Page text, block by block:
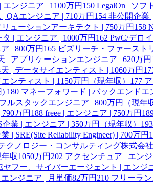
エンジニア | 1100万円 150 LegalOn | ソフ
| QAエンジニア | 710万円 154 非公開企業
ューションアーキテクト | 750万円 158
| エンジニア | 1000万円 162 PwC/デロ
| 800万円 165 ビズリーチ・ファースト
| アプリケーションエンジニア | 620万円
| データサイエンティスト | 1060万円
ンティスト | 1150万円（現年収） 177
) 180 マネーフォワード | バックエンドエ
ルスタックエンジニア | 800万円（現年
万円 188 freee | エンジニア | 750万円
企業 | エンジニア | 350万円（現年収） 193
業 | SRE(Site Reliability Engineer) | 700万円
クノロジー・コンサルティング株式会
収1050万円 202 アクセンチュア | エン
ヤフー、サイバーエージェント | エンジ
ンジニア | 月単価82万円 210 フリーラ